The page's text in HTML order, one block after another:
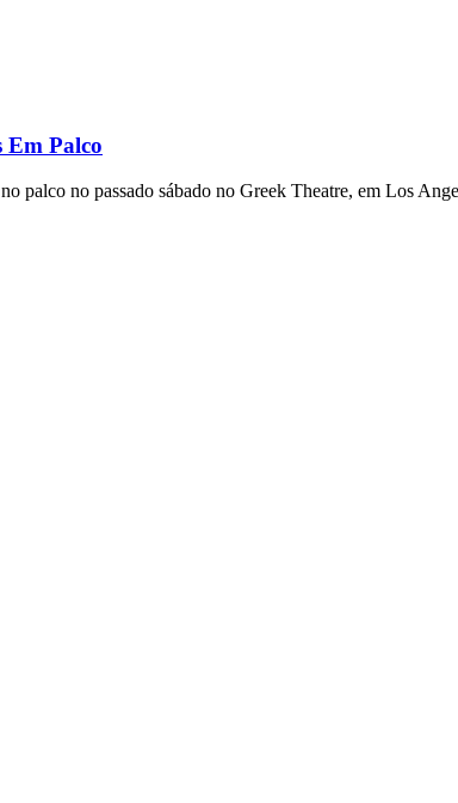
Palco
palco no passado sábado no Greek Theatre, em Los